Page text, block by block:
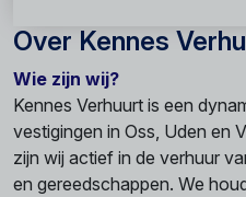
Over Kennes
Wie zijn wij?
Kennes Verhuurt is een
vestigingen in Oss, Uden en
zijn wij actief in de verhuur
en gereedschappen. We